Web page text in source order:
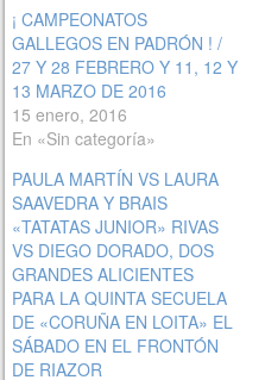
¡ CAMPEONATOS
GALLEGOS EN PADRÓN ! /
27 Y 28 FEBRERO Y 11, 12 Y
13 MARZO DE 2016
15 enero, 2016
En «Sin categoría»
PAULA MARTÍN VS LAURA
SAAVEDRA Y BRAIS
«TATATAS JUNIOR» RIVAS
VS DIEGO DORADO, DOS
GRANDES ALICIENTES
PARA LA QUINTA SECUELA
DE «CORUÑA EN LOITA» EL
SÁBADO EN EL FRONTÓN
DE RIAZOR